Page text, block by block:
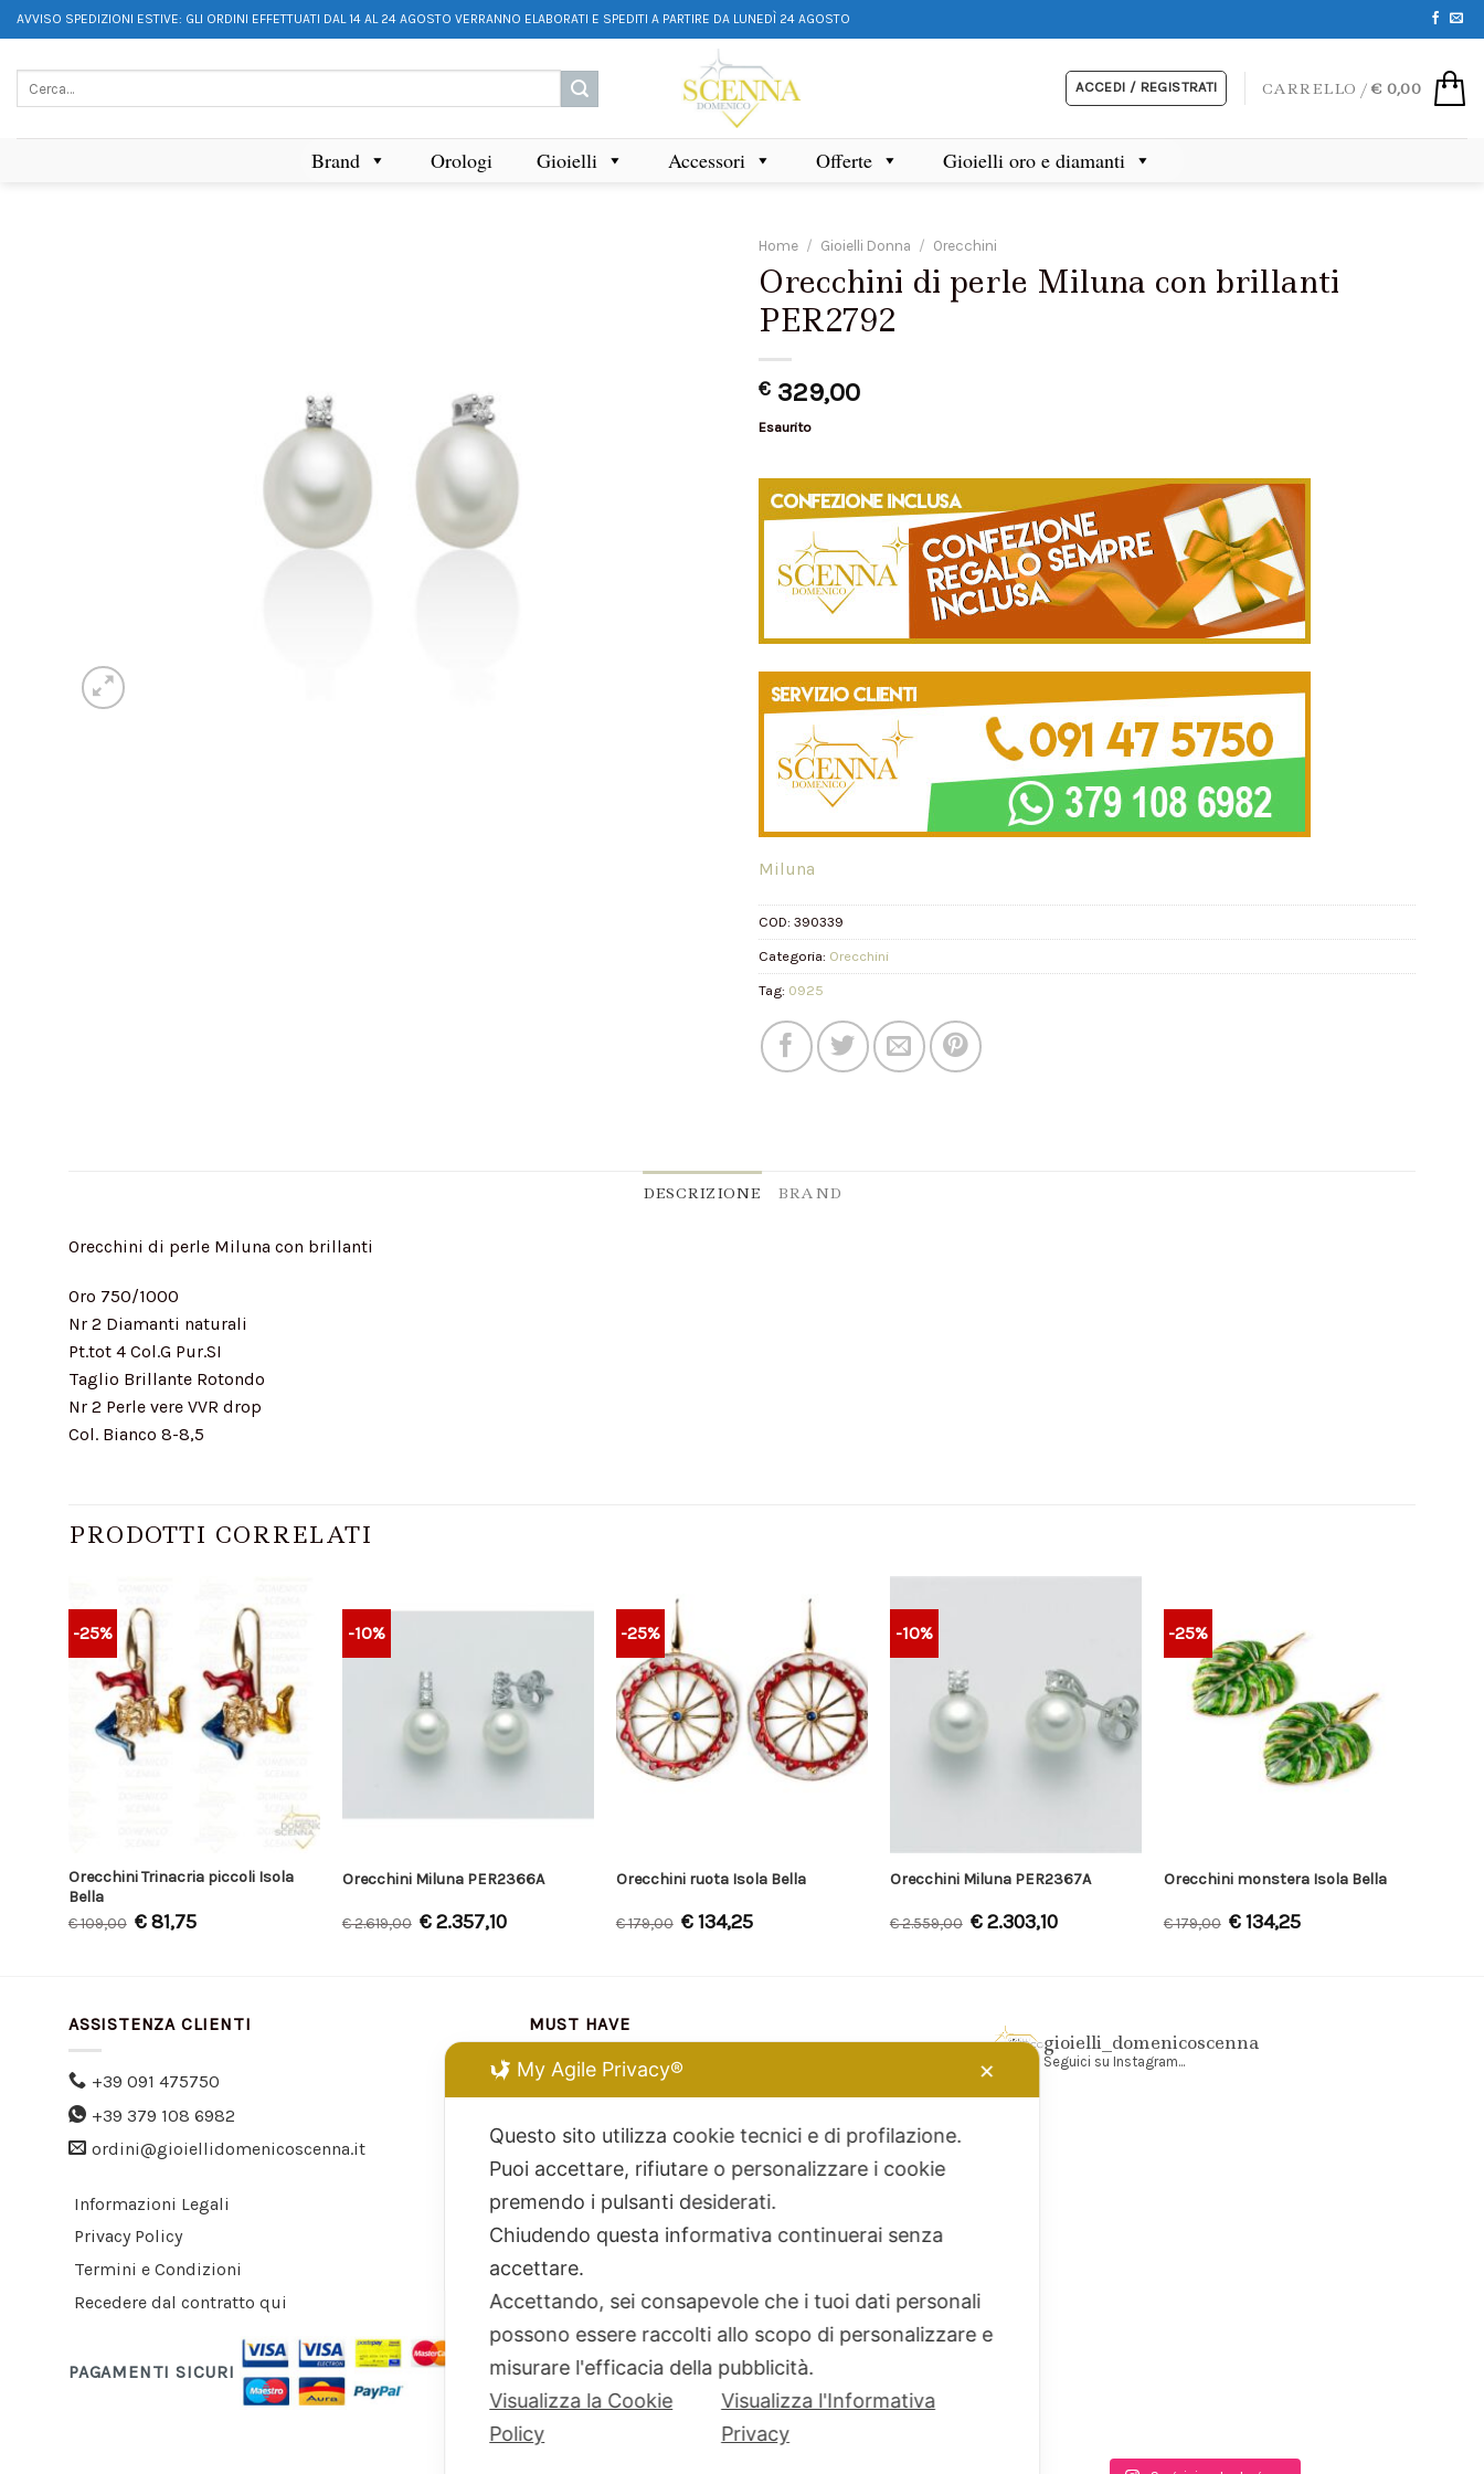
AVVISO SPEDIZIONI ESTIVE: GLI ORDINI EFFETTUATI DAL 14 AL 24 AGOSTO VERRANNO ELABORATI E SPEDITI A PARTIRE DA LUNEDÌ 24 AGOSTO
ACCEDI / REGISTRATI CARRELLO /€ 0,00
Brand Orologi Gioielli Accessori Offerte Gioielli oro e diamanti
Home / Gioielli Donna / Orecchini
Orecchini di perle Miluna con brillanti
PER2792
€ 329,00
Esaurito
Miluna
COD: 390339
Categoria: Orecchini
Tag: 0925
DESCRIZIONE BRAND
Orecchini di perle Miluna con brillanti
Oro 750/1000
Nr 2 Diamanti naturali
Pt.tot 4 Col.G Pur.SI
Taglio Brillante Rotondo
Nr 2 Perle vere VVR drop
Col. Bianco 8-8,5
PRODOTTI CORRELATI
-25%
Orecchini Trinacria piccoli Isola
Bella
€109,00 €81,75
-10%
Orecchini Miluna PER2366A
€2.619,00 €2.357,10
-25%
Orecchini ruota Isola Bella
€179,00 €134,25
-10%
Orecchini Miluna PER2367A
€2.559,00 €2.303,10
-25%
Orecchini monstera Isola Bella
€179,00 €134,25
ASSISTENZA CLIENTI
+39 091 475750
+39 379 108 6982
ordini@gioiellidomenicoscenna.it
Informazioni Legali
Privacy Policy
Termini e Condizioni
Recedere dal contratto qui
PAGAMENTI SICURI
MUST HAVE
Chiara Ferragni
Dodo Mariani
Breil Tribe
Filodellavita
Bliss
Kidult
Hamilton
Miluna
gioielli_domenicoscenna
Seguici su Instagram...
My Agile Privacy® ✕
Questo sito utilizza cookie tecnici e di profilazione.
Puoi accettare, rifiutare o personalizzare i cookie
premendo i pulsanti desiderati.
Chiudendo questa informativa continuerai senza
accettare.
Accettando, sei consapevole che i tuoi dati personali
possono essere raccolti allo scopo di personalizzare e
misurare l'efficacia della pubblicità.
Visualizza la Cookie
Policy
Visualizza l'Informativa
Privacy